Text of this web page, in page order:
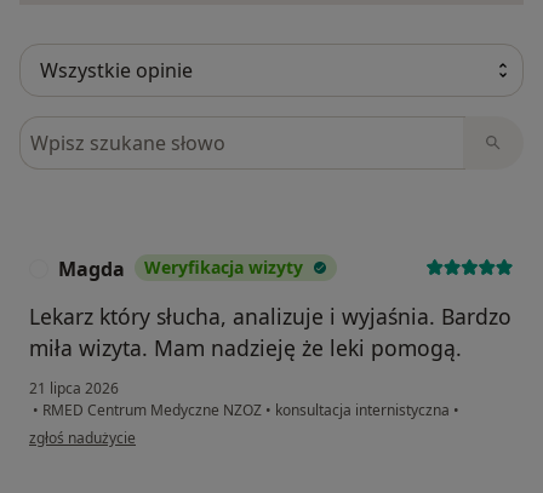
Szukaj w opiniach
Magda Weryfikacja wizyty
Lekarz który słucha, analizuje i wyjaśnia. Bardzo
miła wizyta. Mam nadzieję że leki pomogą.
21 lipca 2026
• RMED Centrum Medyczne NZOZ • konsultacja internistyczna •
w opinii użytkownika Magda
zgłoś nadużycie